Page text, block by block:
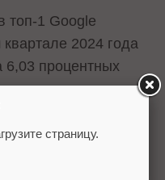
топ-1 Google
2024 года
6,03 процентных
к тематике
страницу.